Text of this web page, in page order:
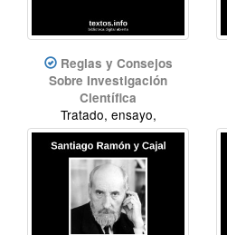
Reglas y Consejos
Sobre Investigación
Científica
Tratado, ensayo,
conferencia